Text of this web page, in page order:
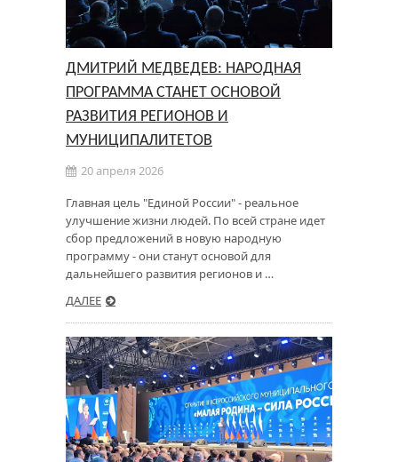
ДМИТРИЙ МЕДВЕДЕВ: НАРОДНАЯ
ПРОГРАММА СТАНЕТ ОСНОВОЙ
РАЗВИТИЯ РЕГИОНОВ И
МУНИЦИПАЛИТЕТОВ
20 апреля 2026
Главная цель "Единой России" - реальное
улучшение жизни людей. По всей стране идет
сбор предложений в новую народную
программу - они станут основой для
дальнейшего развития регионов и …
ДАЛЕЕ